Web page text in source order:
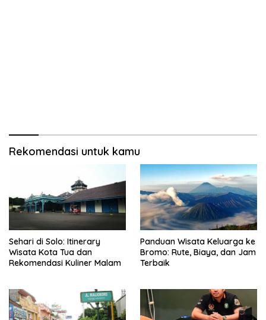
Rekomendasi untuk kamu
Sehari di Solo: Itinerary
Wisata Kota Tua dan
Rekomendasi Kuliner Malam
Panduan Wisata Keluarga ke
Bromo: Rute, Biaya, dan Jam
Terbaik